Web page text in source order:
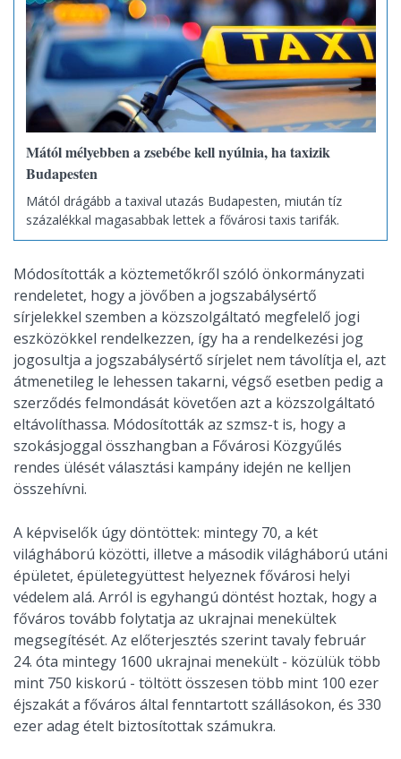
Mától mélyebben a zsebébe kell nyúlnia, ha taxizik
Budapesten
Mától drágább a taxival utazás Budapesten, miután tíz
százalékkal magasabbak lettek a fővárosi taxis tarifák.
Módosították a köztemetőkről szóló önkormányzati
rendeletet, hogy a jövőben a jogszabálysértő
sírjelekkel szemben a közszolgáltató megfelelő jogi
eszközökkel rendelkezzen, így ha a rendelkezési jog
jogosultja a jogszabálysértő sírjelet nem távolítja el, azt
átmenetileg le lehessen takarni, végső esetben pedig a
szerződés felmondását követően azt a közszolgáltató
eltávolíthassa. Módosították az szmsz-t is, hogy a
szokásjoggal összhangban a Fővárosi Közgyűlés
rendes ülését választási kampány idején ne kelljen
összehívni.
A képviselők úgy döntöttek: mintegy 70, a két
világháború közötti, illetve a második világháború utáni
épületet, épületegyüttest helyeznek fővárosi helyi
védelem alá. Arról is egyhangú döntést hoztak, hogy a
főváros tovább folytatja az ukrajnai menekültek
megsegítését. Az előterjesztés szerint tavaly február
24. óta mintegy 1600 ukrajnai menekült - közülük több
mint 750 kiskorú - töltött összesen több mint 100 ezer
éjszakát a főváros által fenntartott szállásokon, és 330
ezer adag ételt biztosítottak számukra.